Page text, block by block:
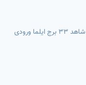
قاسم آباد بلوار شاهد، شاهد 33 برج ایلما ورودی